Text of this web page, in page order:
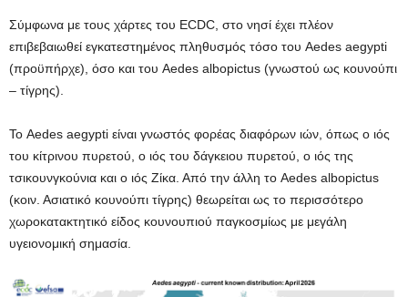
Σύμφωνα με τους χάρτες του ECDC, στο νησί έχει πλέον
επιβεβαιωθεί εγκατεστημένος πληθυσμός τόσο του Aedes aegypti
(προϋπήρχε), όσο και του Aedes albopictus (γνωστού ως κουνούπι
– τίγρης).
Το Aedes aegypti είναι γνωστός φορέας διαφόρων ιών, όπως ο ιός
του κίτρινου πυρετού, ο ιός του δάγκειου πυρετού, ο ιός της
τσικουνγκούνια και ο ιός Ζίκα. Από την άλλη το Aedes albopictus
(κοιν. Ασιατικό κουνούπι τίγρης) θεωρείται ως το περισσότερο
χωροκατακτητικό είδος κουνουπιού παγκοσμίως με μεγάλη
υγειονομική σημασία.